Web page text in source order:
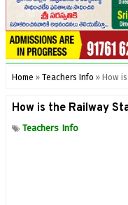
Home » Teachers Info » How
How is the Railway
Teachers Info